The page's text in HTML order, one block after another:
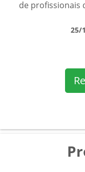
de profissionais
25/